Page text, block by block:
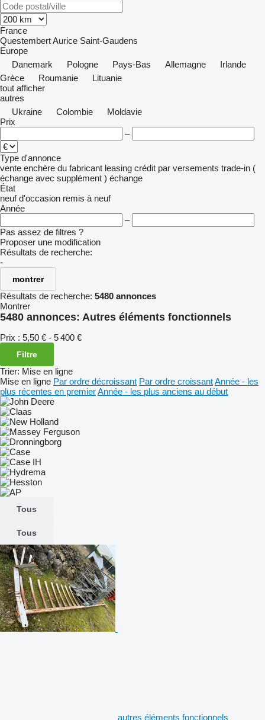
France
QuestembertAurice Saint-Gaudens
Europe
Danemark
Pologne Pays-Bas Allemagne
Irlande
Grèce
Roumanie
Lituanie
tout afficher
autres
Ukraine
Colombie
Moldavie
Prix
–
Type d'annonce
vente enchère du fabricant leasing crédit par versements trade-in (
échange avec supplément ) échange
État
neuf d'occasion remis à neuf
Année
–
Pas assez de filtres ?
Proposer une modification
Résultats de recherche:
-
montrer
Résultats de recherche: 5480 annonces
Montrer
5480 annonces: Autres éléments fonctionnels
Prix : 5,50 € - 5 400 €
Filtre
Trier: Mise en ligne
Mise en ligne Par ordre décroissant Par ordre croissantAnnée - les
plus récentes en premierAnnée - les plus anciens au début
Tous
Tous
autres éléments fonctionnels